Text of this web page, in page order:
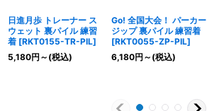
日進月歩 トレーナー ス
ウェット 裏パイル 練習
着 [RKT0155-TR-PIL]
5,180円 ～ (税込)
Go! 全国大会！ パーカー
ジップ 裏パイル 練習着
[RKT0055-ZP-PIL]
6,180円 ～ (税込)